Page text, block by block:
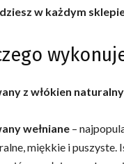
w każdym
z włókien
wełniane –
miękkie i puszyste.